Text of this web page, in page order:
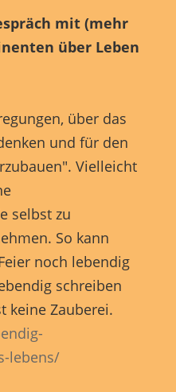
mit (mehr
über Leben
über das
und für den
Vielleicht
selbst zu
So kann
noch lebendig
schreiben
keine Zauberei.
lebens/